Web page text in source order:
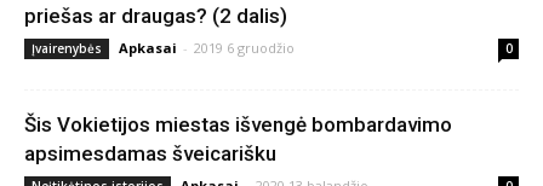
priešas ar draugas? (2 dalis)
Įvairenybės Apkasai - 2019 6 gruodžio 0
Šis Vokietijos miestas išvengė bombardavimo
apsimesdamas šveicarišku